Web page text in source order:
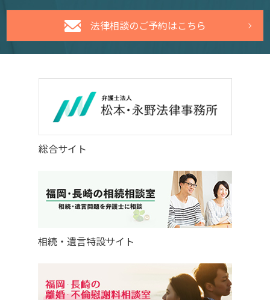
法律相談のご予約はこちら
総合サイト
相続・遺言特設サイト